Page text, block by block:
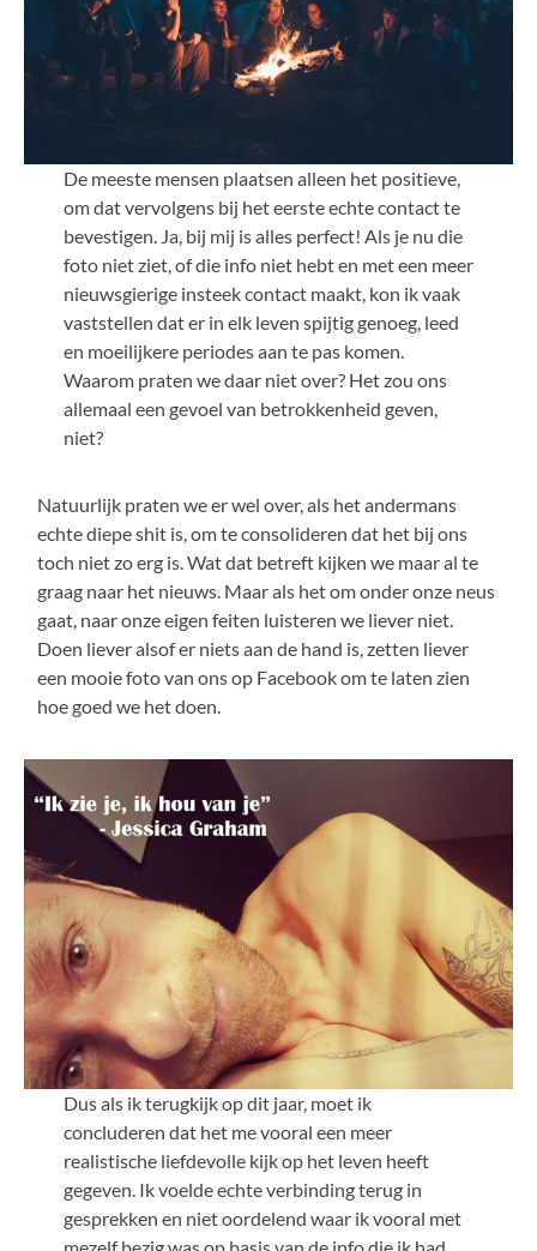
De meeste mensen plaatsen alleen het positieve,
om dat vervolgens bij het eerste echte contact te
bevestigen. Ja, bij mij is alles perfect! Als je nu die
foto niet ziet, of die info niet hebt en met een meer
nieuwsgierige insteek contact maakt, kon ik vaak
vaststellen dat er in elk leven spijtig genoeg, leed
en moeilijkere periodes aan te pas komen.
Waarom praten we daar niet over? Het zou ons
allemaal een gevoel van betrokkenheid geven,
niet?
Natuurlijk praten we er wel over, als het andermans
echte diepe shit is, om te consolideren dat het bij ons
toch niet zo erg is. Wat dat betreft kijken we maar al te
graag naar het nieuws. Maar als het om onder onze neus
gaat, naar onze eigen feiten luisteren we liever niet.
Doen liever alsof er niets aan de hand is, zetten liever
een mooie foto van ons op Facebook om te laten zien
hoe goed we het doen.
Dus als ik terugkijk op dit jaar, moet ik
concluderen dat het me vooral een meer
realistische liefdevolle kijk op het leven heeft
gegeven. Ik voelde echte verbinding terug in
gesprekken en niet oordelend waar ik vooral met